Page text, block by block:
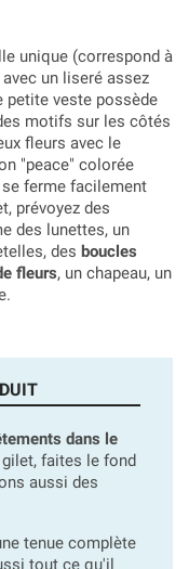
unique (correspond à
un liseré assez
veste possède
motifs sur les côtés
fleurs avec le
"peace" colorée
ferme facilement
prévoyez des
des lunettes, un
des boucles
fleurs, un chapeau, un
dans le
faites le fond
aussi des
tenue complète
tout ce qu'il